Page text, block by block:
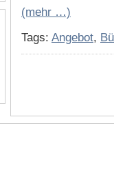
(mehr …)
Tags: Angebot,